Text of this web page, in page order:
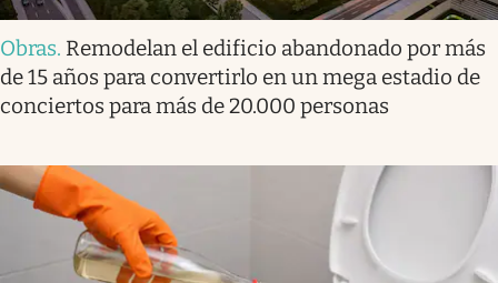
Obras. Remodelan el edificio abandonado por más
de 15 años para convertirlo en un mega estadio de
conciertos para más de 20.000 personas